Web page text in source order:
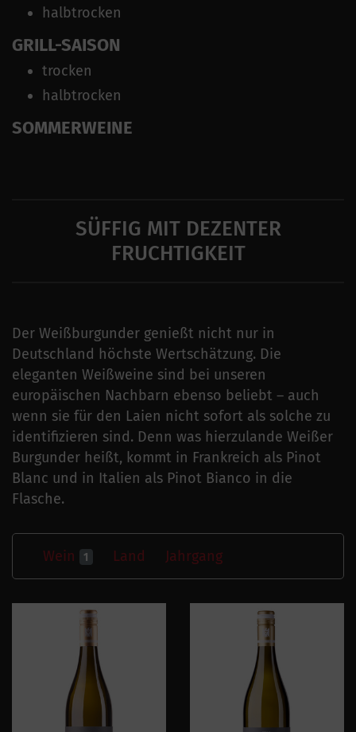
halbtrocken
GRILL-SAISON
trocken
halbtrocken
SOMMERWEINE
SÜFFIG MIT DEZENTER
FRUCHTIGKEIT
Der Weißburgunder genießt nicht nur in
Deutschland höchste Wertschätzung. Die
eleganten Weißweine sind bei unseren
europäischen Nachbarn ebenso beliebt – auch
wenn sie für den Laien nicht sofort als solche zu
identifizieren sind. Denn was hierzulande Weißer
Burgunder heißt, kommt in Frankreich als Pinot
Blanc und in Italien als Pinot Bianco in die
Flasche.
Wein 1 Land Jahrgang